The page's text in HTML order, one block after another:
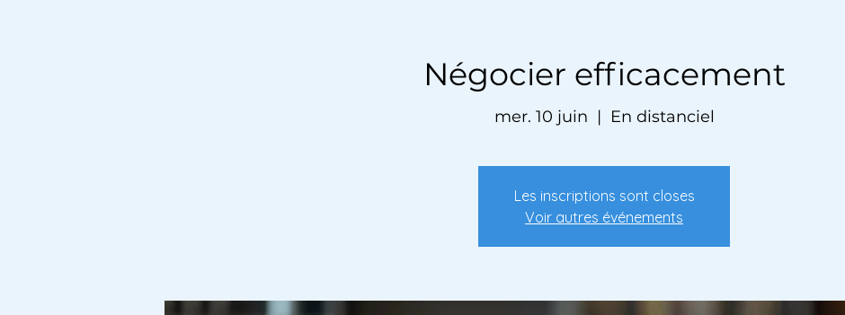
Négocier efficacement
mer. 10 juin
  |
En distanciel
Les inscriptions sont closes
Voir autres événements